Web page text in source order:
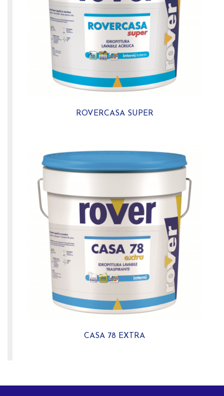
ROVERCASA SUPER
CASA 78 EXTRA